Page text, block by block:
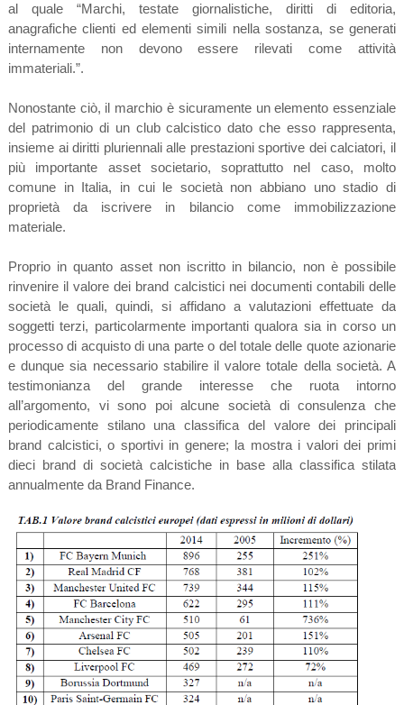
al quale “Marchi, testate giornalistiche, diritti di editoria,
anagrafiche clienti ed elementi simili nella sostanza, se generati
internamente non devono essere rilevati come attività
immateriali.”.
Nonostante ciò, il marchio è sicuramente un elemento essenziale
del patrimonio di un club calcistico dato che esso rappresenta,
insieme ai diritti pluriennali alle prestazioni sportive dei calciatori, il
più importante asset societario, soprattutto nel caso, molto
comune in Italia, in cui le società non abbiano uno stadio di
proprietà da iscrivere in bilancio come immobilizzazione
materiale.
Proprio in quanto asset non iscritto in bilancio, non è possibile
rinvenire il valore dei brand calcistici nei documenti contabili delle
società le quali, quindi, si affidano a valutazioni effettuate da
soggetti terzi, particolarmente importanti qualora sia in corso un
processo di acquisto di una parte o del totale delle quote azionarie
e dunque sia necessario stabilire il valore totale della società. A
testimonianza del grande interesse che ruota intorno
all’argomento, vi sono poi alcune società di consulenza che
periodicamente stilano una classifica del valore dei principali
brand calcistici, o sportivi in genere; la mostra i valori dei primi
dieci brand di società calcistiche in base alla classifica stilata
annualmente da Brand Finance.